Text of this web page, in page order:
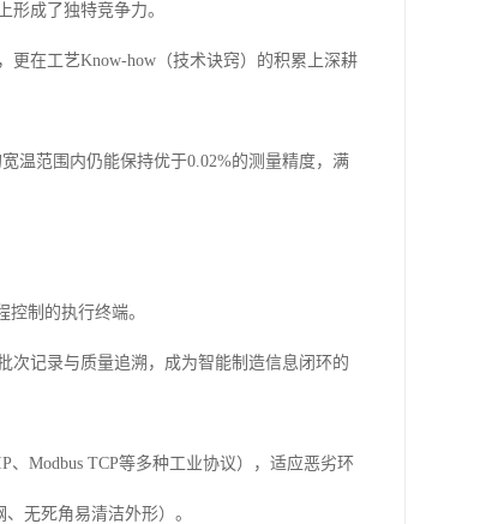
成了独特竞争力。
更在工艺Know-how（技术诀窍）的积累上深耕
温范围内仍能保持优于0.02%的测量精度，满
制的执行终端。
次记录与质量追溯，成为智能制造信息闭环的
Modbus TCP等多种工业协议），适应恶劣环
无死角易清洁外形）。